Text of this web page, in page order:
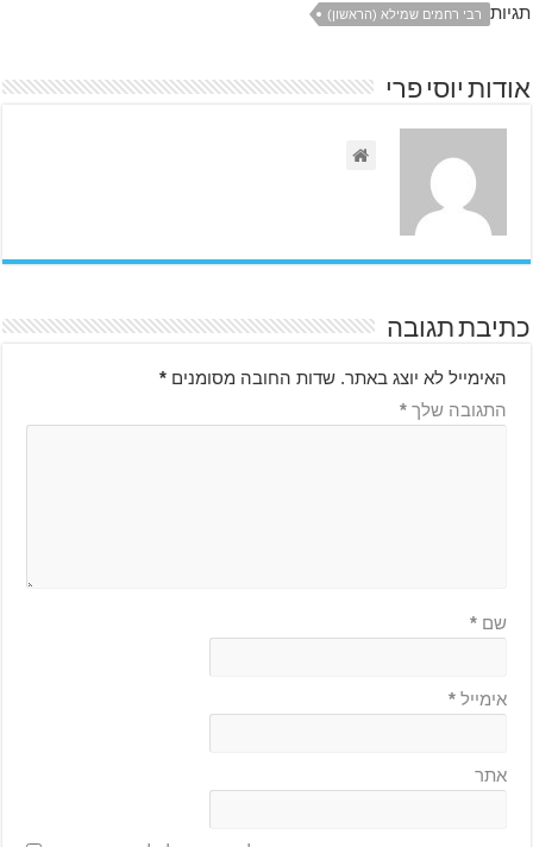
תגיות רבי רחמים שמילא (הראשון)
אודות יוסי פרי
כתיבת תגובה
האימייל לא יוצג באתר. שדות החובה מסומנים*
התגובה שלך*
שם*
אימייל*
אתר